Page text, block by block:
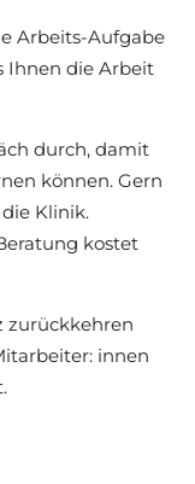
Arbeits-Aufgabe
Ihnen die Arbeit
durch, damit
können. Gern
Klinik.
kostet
zurückkehren
innen